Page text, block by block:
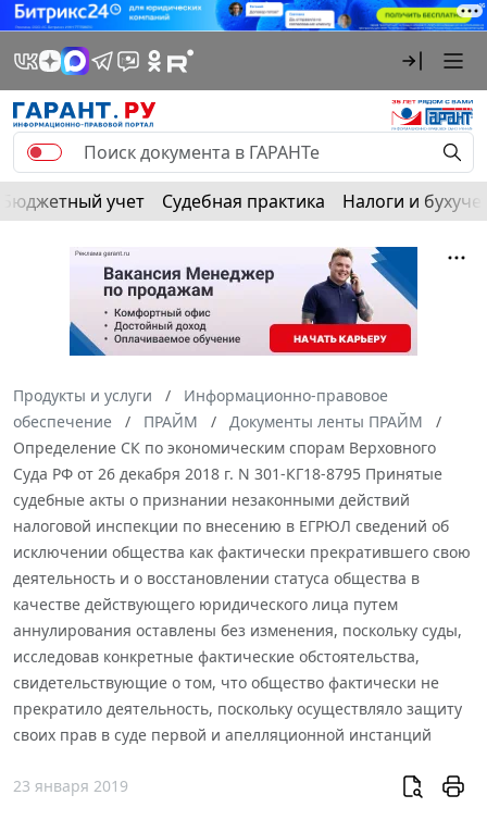
Бюджетный учет Судебная практика Налоги и
Продукты и услуги
Информационно-правовое
обеспечение
ПРАЙМ
Документы ленты ПРАЙМ
Определение СК по экономическим спорам Верховного
Суда РФ от 26 декабря 2018 г. N 301-КГ18-8795 Принятые
судебные акты о признании незаконными действий
налоговой инспекции по внесению в ЕГРЮЛ сведений об
исключении общества как фактически прекратившего свою
деятельность и о восстановлении статуса общества в
качестве действующего юридического лица путем
аннулирования оставлены без изменения, поскольку суды,
исследовав конкретные фактические обстоятельства,
свидетельствующие о том, что общество фактически не
прекратило деятельность, поскольку осуществляло защиту
своих прав в суде первой и апелляционной инстанций
23 января 2019